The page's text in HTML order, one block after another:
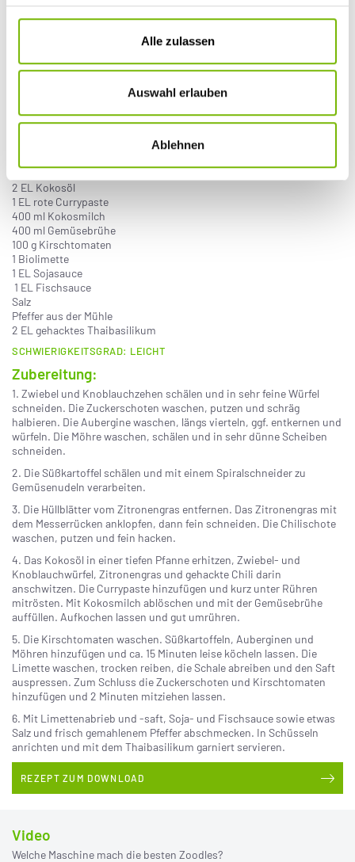
Alle zulassen
Auswahl erlauben
Ablehnen
Rotes Thaicurry mit Süßkartoffelnudeln
1 Zwiebel
1 Aubergine
1/2 Chilischote
2 EL Kokosöl
1 EL rote Currypaste
400 ml Kokosmilch
400 ml Gemüsebrühe
100 g Kirschtomaten
1 Biolimette
1 EL Sojasauce
1 EL Fischsauce
Salz
Pfeffer aus der Mühle
2 EL gehacktes Thaibasilikum
SCHWIERIGKEITSGRAD: LEICHT
Zubereitung:
1. Zwiebel und Knoblauchzehen schälen und in sehr feine Würfel
schneiden. Die Zuckerschoten waschen, putzen und schräg
halbieren. Die Aubergine waschen, längs vierteln, ggf. entkernen und
würfeln. Die Möhre waschen, schälen und in sehr dünne Scheiben
schneiden.
2. Die Süßkartoffel schälen und mit einem Spiralschneider zu
Gemüsenudeln verarbeiten.
3. Die Hüllblätter vom Zitronengras entfernen. Das Zitronengras mit
dem Messerrücken anklopfen, dann fein schneiden. Die Chilischote
waschen, putzen und fein hacken.
4. Das Kokosöl in einer tiefen Pfanne erhitzen, Zwiebel- und
Knoblauchwürfel, Zitronengras und gehackte Chili darin
anschwitzen. Die Currypaste hinzufügen und kurz unter Rühren
mitrösten. Mit Kokosmilch ablöschen und mit der Gemüsebrühe
auffüllen. Aufkochen lassen und gut umrühren.
5. Die Kirschtomaten waschen. Süßkartoffeln, Auberginen und
Möhren hinzufügen und ca. 15 Minuten leise köcheln lassen. Die
Limette waschen, trocken reiben, die Schale abreiben und den Saft
auspressen. Zum Schluss die Zuckerschoten und Kirschtomaten
hinzufügen und 2 Minuten mitziehen lassen.
6. Mit Limettenabrieb und -saft, Soja- und Fischsauce sowie etwas
Salz und frisch gemahlenem Pfeffer abschmecken. In Schüsseln
anrichten und mit dem Thaibasilikum garniert servieren.
REZEPT ZUM DOWNLOAD
Video
Welche Maschine mach die besten Zoodles?